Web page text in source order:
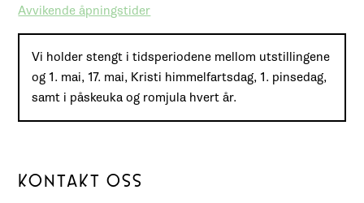
Avvikende åpningstider
Vi holder stengt i tidsperiodene mellom utstillingene
og 1. mai, 17. mai, Kristi himmelfartsdag, 1. pinsedag,
samt i påskeuka og romjula hvert år.
KONTAKT OSS